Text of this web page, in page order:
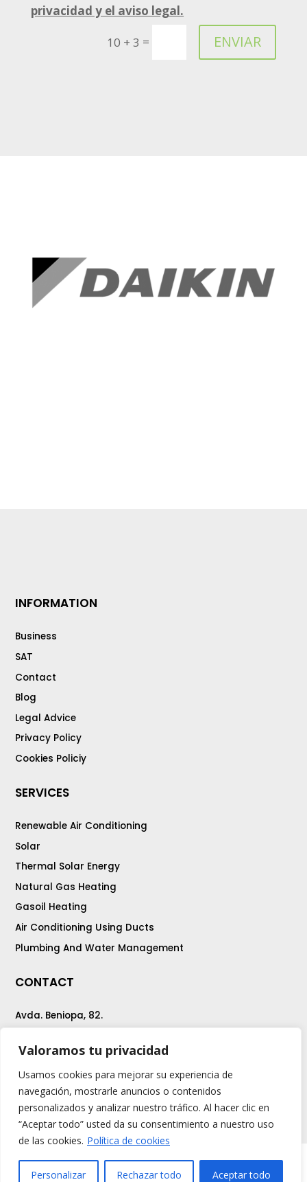
Valoramos tu privacidad
Usamos cookies para mejorar su experiencia de
navegación, mostrarle anuncios o contenidos
personalizados y analizar nuestro tráfico. Al hacer clic en
“Aceptar todo” usted da su consentimiento a nuestro uso
de las cookies. Política de cookies
Personalizar Rechazar todo Aceptar todo
privacidad y el aviso legal.
10 + 3 = ENVIAR
INFORMATION
Business
SAT
Contact
Blog
Legal Advice
Privacy Policy
Cookies Policiy
SERVICES
Renewable Air Conditioning
Solar
Thermal Solar Energy
Natural Gas Heating
Gasoil Heating
Air Conditioning Using Ducts
Plumbing And Water Management
CONTACT
Avda. Beniopa, 82.
Tel. 96 286 13 92
presupuestos@ramirezrenovables.com
Ramirez Renovables © 2020.
¿Necesitas ayuda? ¡Manda un Whatsapp!